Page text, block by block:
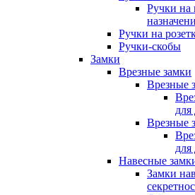
Ручки на
Ручки на
Ручки-скобы
Замки
Врезные замки
Врезные
для
Врезные
для
Навесные
Замки